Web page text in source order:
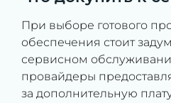
При выборе готового
обеспечения стоит
сервисном
провайдеры
за дополнительную